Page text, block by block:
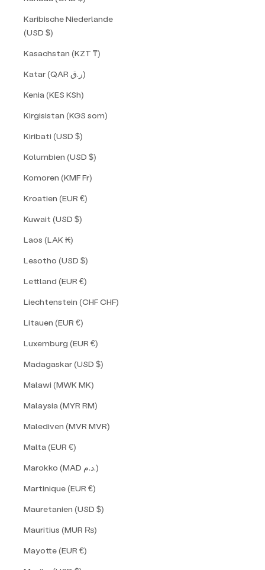
Karibische Niederlande
(USD $)
Kasachstan (KZT ₸)
Katar (QAR ر.ق)
Kenia (KES KSh)
Kirgisistan (KGS som)
Kiribati (USD $)
Kolumbien (USD $)
Komoren (KMF Fr)
Kroatien (EUR €)
Kuwait (USD $)
Laos (LAK ₭)
Lesotho (USD $)
Lettland (EUR €)
Liechtenstein (CHF CHF)
Litauen (EUR €)
Luxemburg (EUR €)
Madagaskar (USD $)
Malawi (MWK MK)
Malaysia (MYR RM)
Malediven (MVR MVR)
Malta (EUR €)
Marokko (MAD د.م.)
Martinique (EUR €)
Mauretanien (USD $)
Mauritius (MUR ₨)
Mayotte (EUR €)